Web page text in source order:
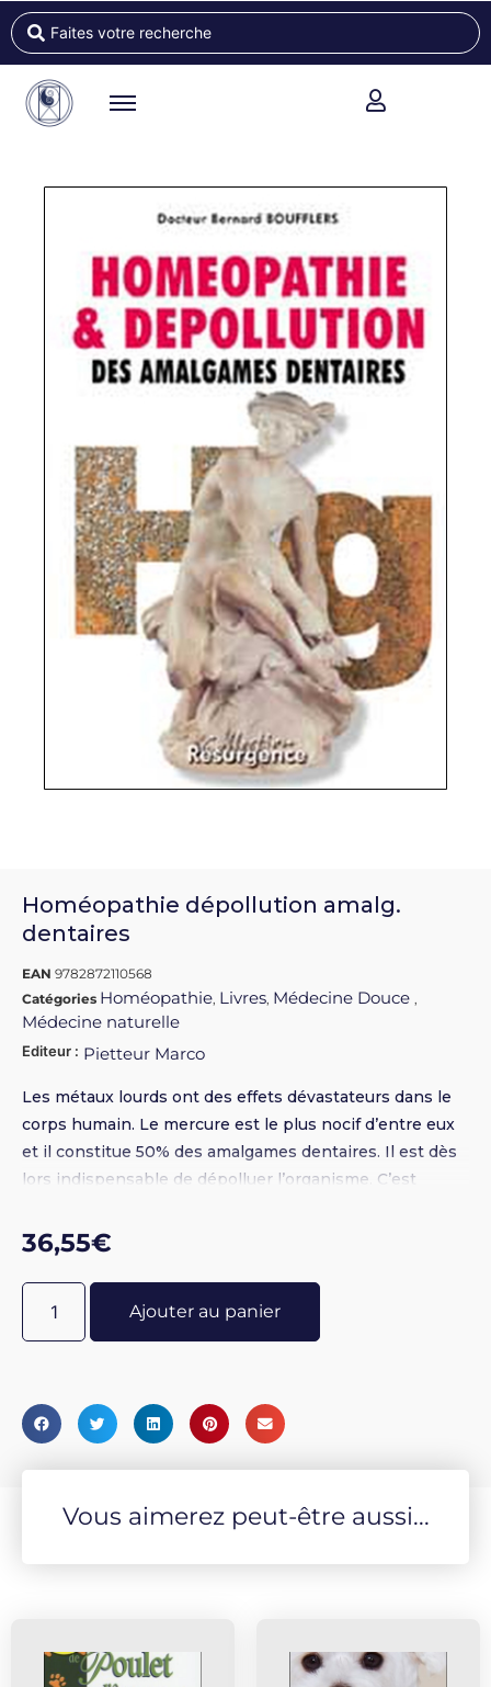
Homéopathie dépollution amalg.
dentaires
EAN 9782872110568
Catégories Homéopathie, Livres, Médecine Douce ,
Médecine naturelle
Editeur : Pietteur Marco
Les métaux lourds ont des effets dévastateurs dans le
corps humain. Le mercure est le plus nocif d’entre eux
et il constitue 50% des amalgames dentaires. Il est dès
lors indispensable de dépolluer l’organisme. C’est
l’homéopathie se révèle être la solution la plus efficace
pour atteindre cet objectif. Broché 16 x 24 - Illustrations
N&B - 304 pages
36,55€
Ajouter au panier
Vous aimerez peut-être aussi...